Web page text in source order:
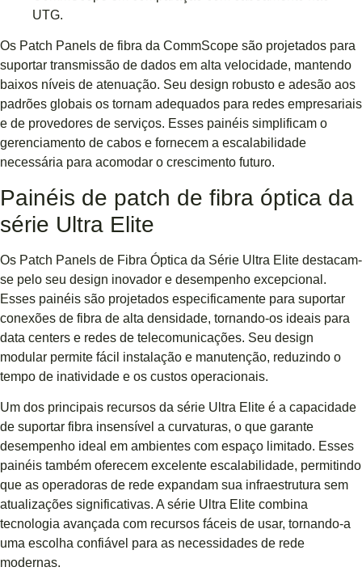
UTG.
Os Patch Panels de fibra da CommScope são projetados para
suportar transmissão de dados em alta velocidade, mantendo
baixos níveis de atenuação. Seu design robusto e adesão aos
padrões globais os tornam adequados para redes empresariais
e de provedores de serviços. Esses painéis simplificam o
gerenciamento de cabos e fornecem a escalabilidade
necessária para acomodar o crescimento futuro.
Painéis de patch de fibra óptica da
série Ultra Elite
Os Patch Panels de Fibra Óptica da Série Ultra Elite destacam-
se pelo seu design inovador e desempenho excepcional.
Esses painéis são projetados especificamente para suportar
conexões de fibra de alta densidade, tornando-os ideais para
data centers e redes de telecomunicações. Seu design
modular permite fácil instalação e manutenção, reduzindo o
tempo de inatividade e os custos operacionais.
Um dos principais recursos da série Ultra Elite é a capacidade
de suportar fibra insensível a curvaturas, o que garante
desempenho ideal em ambientes com espaço limitado. Esses
painéis também oferecem excelente escalabilidade, permitindo
que as operadoras de rede expandam sua infraestrutura sem
atualizações significativas. A série Ultra Elite combina
tecnologia avançada com recursos fáceis de usar, tornando-a
uma escolha confiável para as necessidades de rede
modernas.